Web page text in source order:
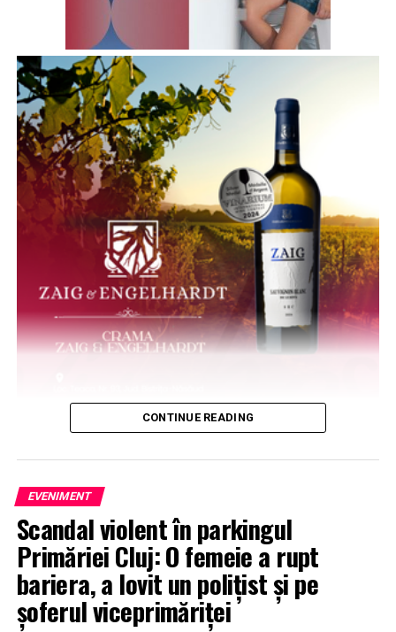
CONTINUE READING
EVENIMENT
Scandal violent în parkingul
Primăriei Cluj: O femeie a rupt
bariera, a lovit un polițist și pe
șoferul viceprimăriței